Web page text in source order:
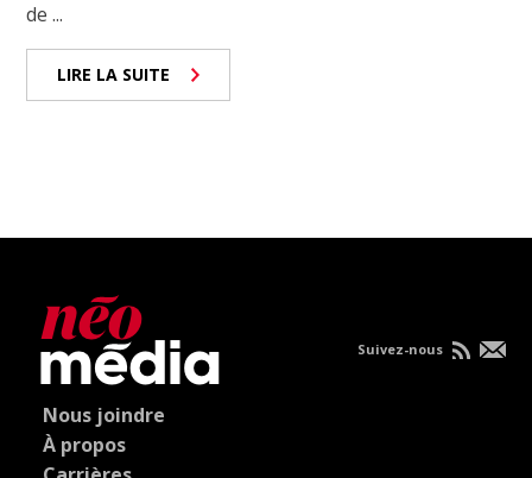
de ...
LIRE LA SUITE
Nous joindre
À propos
Suivez-nous